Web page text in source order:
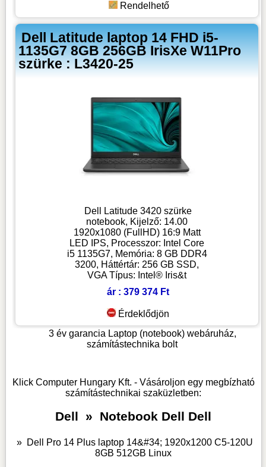
Rendelhető
Dell Latitude laptop 14 FHD i5-
1135G7 8GB 256GB IrisXe W11Pro
szürke : L3420-25
Dell Latitude 3420 szürke
notebook, Kijelző: 14.00
1920x1080 (FullHD) 16:9 Matt
LED IPS, Processzor: Intel Core
i5 1135G7, Memória: 8 GB DDR4
3200, Háttértár: 256 GB SSD,
VGA Típus: Intel® Iris&t
ár : 379 374 Ft
Érdeklődjön
3 év garancia Laptop (notebook) webáruház,
számítástechnika bolt
Klick Computer Hungary Kft. - Vásároljon egy megbízható
számítástechnikai szaküzletben:
Dell » Notebook Dell Dell
» Dell Pro 14 Plus laptop 14&#34; 1920x1200 C5-120U
8GB 512GB Linux